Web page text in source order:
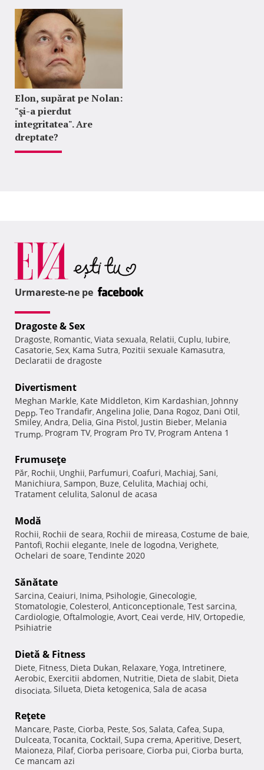
Elon, supărat pe Nolan:
"şi-a pierdut
integritatea". Are
dreptate?
Urmareste-ne pe
Dragoste & Sex
Dragoste, Romantic, Viata sexuala, Relatii, Cuplu, Iubire,
Casatorie, Sex, Kama Sutra, Pozitii sexuale Kamasutra,
Declaratii de dragoste
Divertisment
Meghan Markle, Kate Middleton, Kim Kardashian, Johnny
Depp, Teo Trandafir, Angelina Jolie, Dana Rogoz, Dani Otil,
Smiley, Andra, Delia, Gina Pistol, Justin Bieber, Melania
Trump, Program TV, Program Pro TV, Program Antena 1
Frumuseţe
Păr, Rochii, Unghii, Parfumuri, Coafuri, Machiaj, Sani,
Manichiura, Sampon, Buze, Celulita, Machiaj ochi,
Tratament celulita, Salonul de acasa
Modă
Rochii, Rochii de seara, Rochii de mireasa, Costume de baie,
Pantofi, Rochii elegante, Inele de logodna, Verighete,
Ochelari de soare, Tendinte 2020
Sănătate
Sarcina, Ceaiuri, Inima, Psihologie, Ginecologie,
Stomatologie, Colesterol, Anticonceptionale, Test sarcina,
Cardiologie, Oftalmologie, Avort, Ceai verde, HIV, Ortopedie,
Psihiatrie
Dietă & Fitness
Diete, Fitness, Dieta Dukan, Relaxare, Yoga, Intretinere,
Aerobic, Exercitii abdomen, Nutritie, Dieta de slabit, Dieta
disociata, Silueta, Dieta ketogenica, Sala de acasa
Reţete
Mancare, Paste, Ciorba, Peste, Sos, Salata, Cafea, Supa,
Dulceata, Tocanita, Cocktail, Supa crema, Aperitive, Desert,
Maioneza, Pilaf, Ciorba perisoare, Ciorba pui, Ciorba burta,
Ce mancam azi